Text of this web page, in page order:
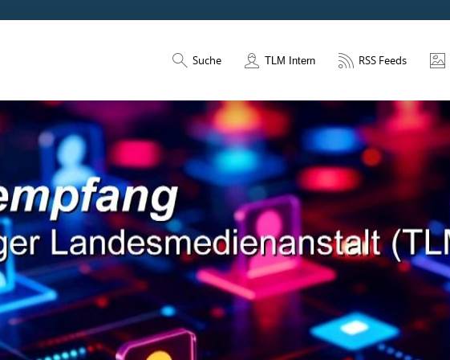
Suche TLM Intern RSS Feeds